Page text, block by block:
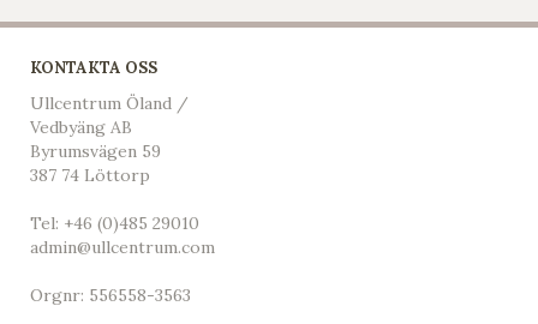
KONTAKTA OSS
Ullcentrum Öland /
Vedbyäng AB
Byrumsvägen 59
387 74 Löttorp
Tel: +46 (0)485 29010
admin@ullcentrum.com
Orgnr: 556558-3563